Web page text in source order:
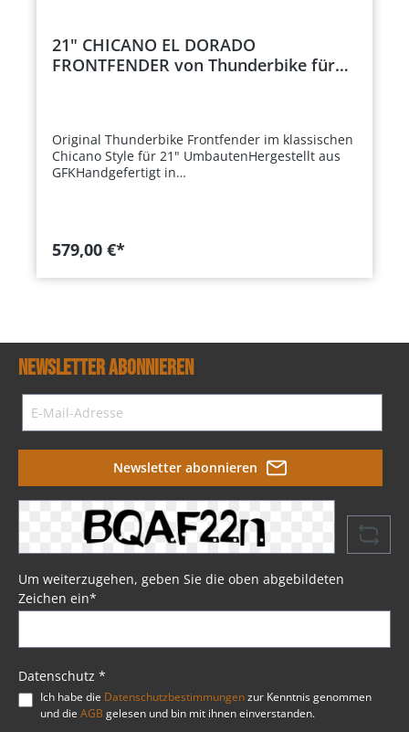
21" CHICANO EL DORADO
FRONTFENDER von Thunderbike für
Original Thunderbike Frontfender im klassischen
Chicano Style für 21" UmbautenHergestellt aus
GFKHandgefertigt in
WICHTIG! Überprüfen Sie die Passform vor dem
579,00 €*
Newsletter abonnieren
Newsletter abonnieren
Um weiterzugehen, geben Sie die oben abgebildeten
Zeichen ein*
Datenschutz *
Ich habe die Datenschutzbestimmungenzur Kenntnis genommen
und die AGB gelesen und bin mit ihnen einverstanden.